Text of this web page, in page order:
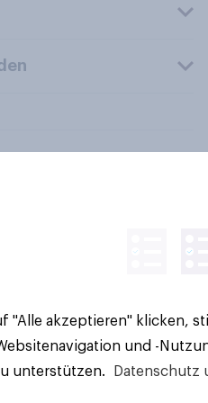
Alle Rechte vorbehalten.
"Alle akzeptieren" klicken,
und -
unterstützen.
Datenschutz